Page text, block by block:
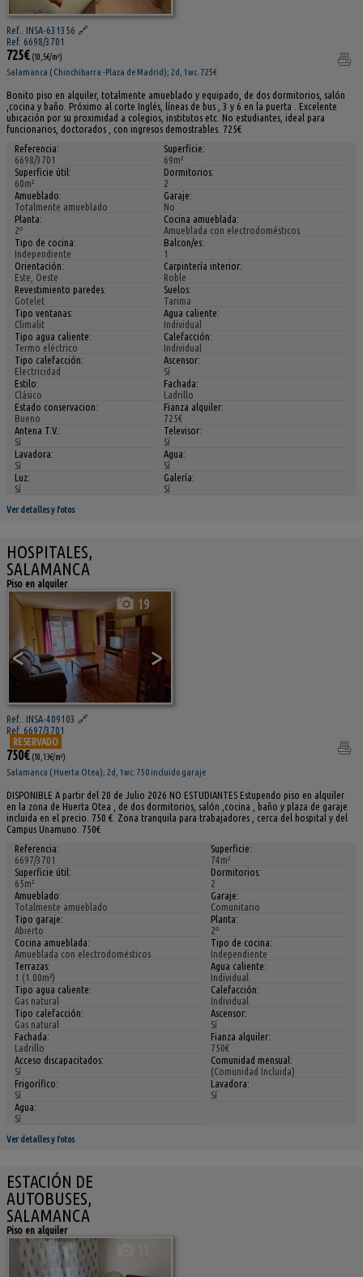
Ref.. INSA-631356 🔗
Ref. 6698/3701
725€ (10,5€/m²)
Salamanca ( Chinchibarra -Plaza de Madrid); 2d, 1wc. 725€
Bonito piso en alquiler, totalmente amueblado y equipado, de dos dormitorios, salón
,cocina y baño. Próximo al corte Inglés, líneas de bus , 3 y 6 en la puerta . Excelente
ubicación por su proximidad a colegios, institutos etc. No estudiantes, ideal para
funcionarios, doctorados , con ingresos demostrables. 725€
Referencia:
6698/3701
Superficie:
69m²
Superficie útil:
60m²
Dormitorios:
2
Amueblado:
Totalmente amueblado
Garaje:
No
Planta:
2º
Cocina amueblada:
Amueblada con electrodomésticos
Tipo de cocina:
Independiente
Balcon/es:
1
Orientación:
Este, Oeste
Carpintería interior:
Roble
Revestimiento paredes:
Gotelet
Suelos:
Tarima
Tipo ventanas:
Climalit
Agua caliente:
Individual
Tipo agua caliente:
Termo eléctrico
Calefacción:
Individual
Tipo calefacción:
Electricidad
Ascensor:
Sí
Estilo:
Clásico
Fachada:
Ladrillo
Estado conservacion:
Bueno
Fianza alquiler:
725€
Antena T.V.:
Sí
Televisor:
Sí
Lavadora:
Sí
Agua:
Sí
Luz:
Sí
Galería:
Sí
Ver detalles y fotos
HOSPITALES,
SALAMANCA
Piso en alquiler
< >
19
Ref.. INSA-409103 🔗
Ref. 6697/3701
RESERVADO
750€ (10,13€/m²)
Salamanca ( Huerta Otea); 2d, 1wc. 750 incluido garaje
DISPONIBLE A partir del 20 de Julio 2026 NO ESTUDIANTES Estupendo piso en alquiler
en la zona de Huerta Otea , de dos dormitorios, salón ,cocina , baño y plaza de garaje
incluida en el precio. 750 €. Zona tranquila para trabajadores , cerca del hospital y del
Campus Unamuno. 750€
Referencia:
6697/3701
Superficie:
74m²
Superficie útil:
65m²
Dormitorios:
2
Amueblado:
Totalmente amueblado
Garaje:
Comunitario
Tipo garaje:
Abierto
Planta:
2º
Cocina amueblada:
Amueblada con electrodomésticos
Tipo de cocina:
Independiente
Terrazas:
1 (1.00m²)
Agua caliente:
Individual
Tipo agua caliente:
Gas natural
Calefacción:
Individual
Tipo calefacción:
Gas natural
Ascensor:
Sí
Fachada:
Ladrillo
Fianza alquiler:
750€
Acceso discapacitados:
Sí
Comunidad mensual:
(Comunidad Incluida)
Frigorífico:
Sí
Lavadora:
Sí
Agua:
Sí
Ver detalles y fotos
ESTACIÓN DE
AUTOBUSES,
SALAMANCA
Piso en alquiler
11